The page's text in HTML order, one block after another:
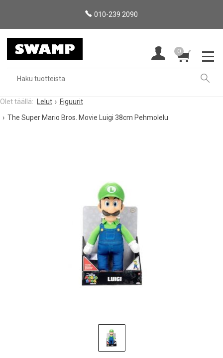
010-239 2090
0
Lelut
Figuurit
The Super Mario Bros. Movie Luigi 38cm Pehmolelu